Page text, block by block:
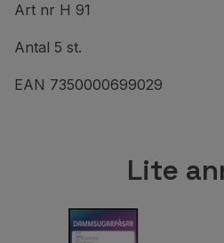
Art nr H 91
Antal 5 st.
EAN 7350000699029
Lite